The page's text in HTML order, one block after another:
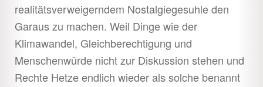
realitätsverweigerndem Nostalgiegesuhle den
Garaus zu machen. Weil Dinge wie der
Klimawandel, Gleichberechtigung und
Menschenwürde nicht zur Diskussion stehen und
Rechte Hetze endlich wieder als solche benannt